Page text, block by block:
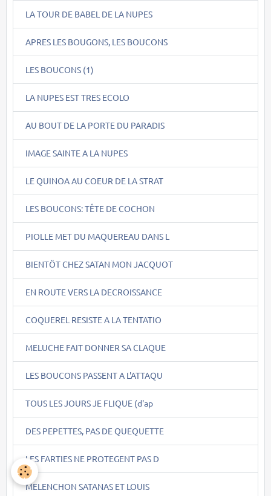
LA TOUR DE BABEL DE LA NUPES
APRES LES BOUGONS, LES BOUCONS
LES BOUCONS (1)
LA NUPES EST TRES ECOLO
AU BOUT DE LA PORTE DU PARADIS
IMAGE SAINTE A LA NUPES
LE QUINOA AU COEUR DE LA STRAT
LES BOUCONS: TÊTE DE COCHON
PIOLLE MET DU MAQUEREAU DANS L
BIENTÖT CHEZ SATAN MON JACQUOT
EN ROUTE VERS LA DECROISSANCE
COQUEREL RESISTE A LA TENTATIO
MELUCHE FAIT DONNER SA CLAQUE
LES BOUCONS PASSENT A L'ATTAQU
TOUS LES JOURS JE FLIQUE (d'ap
DES PEPETTES, PAS DE QUEQUETTE
LES FARTIES NE PROTEGENT PAS D
MELENCHON SATANAS ET LOUIS